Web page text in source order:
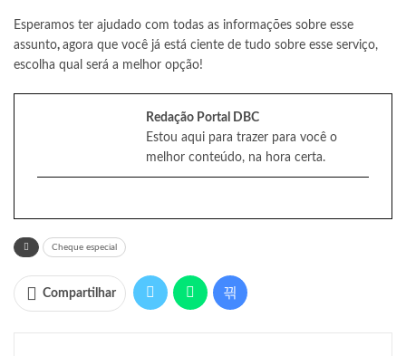
Esperamos ter ajudado com todas as informações sobre esse
assunto, agora que você já está ciente de tudo sobre esse serviço,
escolha qual será a melhor opção!
Redação Portal DBC
Estou aqui para trazer para você o
melhor conteúdo, na hora certa.
Cheque especial
Compartilhar